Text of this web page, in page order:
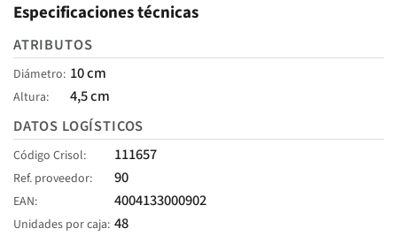
Especificaciones técnicas
ATRIBUTOS
Diámetro 10 cm
Altura
4,5 cm
DATOS LOGÍSTICOS
Código Crisol 111657
Ref. proveedor 90
EAN 4004133000902
Unidades por caja 48